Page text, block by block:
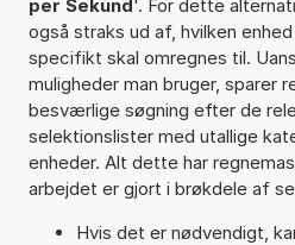
per Sekund'. For dette
også straks ud af, hvilken
specifikt skal omregnes til.
muligheder man bruger, sparer
besværlige søgning efter de
selektionslister med utallige
enheder. Alt dette har
arbejdet er gjort i brøkdele af
Hvis det er nødvendigt,